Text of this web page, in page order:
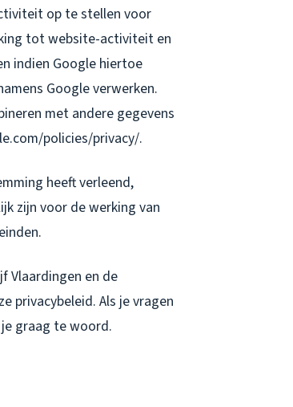
op te stellen voor
tot website-activiteit en
indien Google hiertoe
Google verwerken.
met andere gegevens
policies/privacy/.
heeft verleend,
zijn voor de werking van
Vlaardingen en de
privacybeleid. Als je vragen
graag te woord.